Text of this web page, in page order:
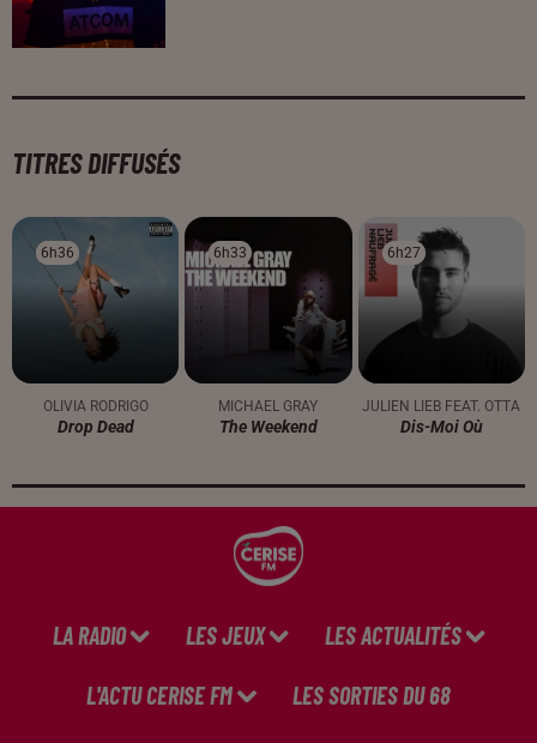
TITRES DIFFUSÉS
6h36
6h36
OLIVIA RODRIGO
Drop Dead
6h33
6h33
MICHAEL GRAY
The Weekend
6h27
6h27
JULIEN LIEB FEAT. OTTA
Dis-Moi Où
LA RADIO LES JEUX LES ACTUALITÉS
L'ACTU CERISE FM LES SORTIES DU 68